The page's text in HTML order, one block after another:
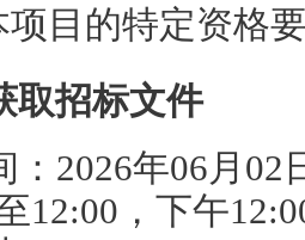
项目的特定资格
取招标文件
： 2026年06月02
12:00 ，下午